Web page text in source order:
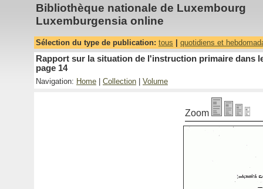
Bibliothèque nationale de Luxembourg
Luxemburgensia online
Sélection du type de publication: tous quotidiens et
Rapport sur la situation de l'instruction primaire dans
page 14
Navigation: Home Collection Volume
Zoom